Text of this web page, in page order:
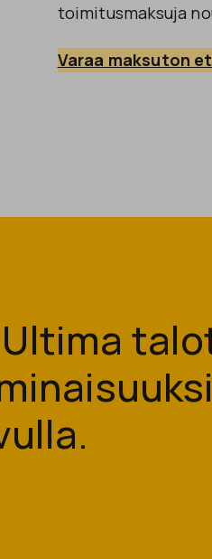
toimitusmaksuja
Varaa maksuton